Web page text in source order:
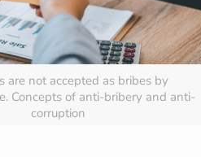
are not accepted as bribes by
Concepts of anti-bribery and anti-
corruption